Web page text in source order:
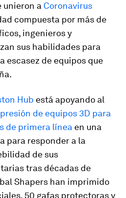
unieron a Coronavirus
compuesta por más de
ingenieros y
sus habilidades para
escasez de equipos que
Hub está apoyando al
de equipos 3D para
de primera línea en una
para responder a la
de sus
tras décadas de
Shapers han imprimido
50 gafas protectoras y